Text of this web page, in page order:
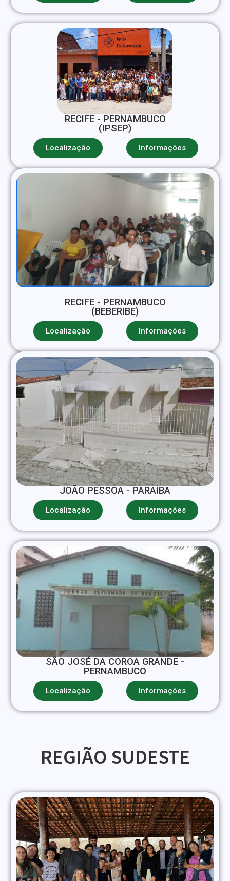
RECIFE - PERNAMBUCO
(IPSEP)
Localização Informações
RECIFE - PERNAMBUCO
(BEBERIBE)
Localização Informações
JOÃO PESSOA - PARAÍBA
Localização Informações
SÃO JOSÉ DA COROA GRANDE -
PERNAMBUCO
Localização Informações
REGIÃO SUDESTE